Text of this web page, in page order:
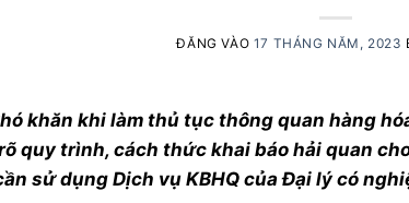
ĐĂNG VÀO 17 THÁNG NĂM, 2023
khăn khi làm thủ tục thông quan hàng
quy trình, cách thức khai báo hải quan
sử dụng Dịch vụ KBHQ của Đại lý có